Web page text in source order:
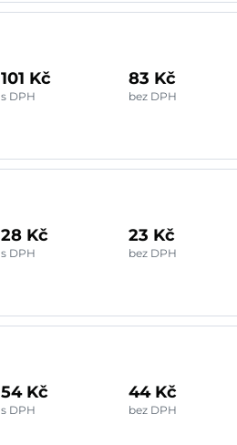
101 Kč
s DPH
83 Kč
bez DPH
28 Kč
s DPH
23 Kč
bez DPH
54 Kč
s DPH
44 Kč
bez DPH